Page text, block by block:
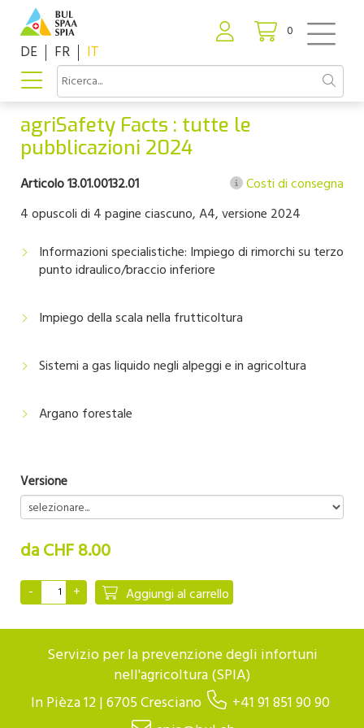
0
DE FR IT
agriSafety Facts : tutte le
pubblicazioni 2024
Articolo 13.01.00132.01
Costi di consegna
4 opuscoli di 4 pagine ciascuno, A4, versione 2024
Informazioni specialistiche: Impiego di rimorchi su terzo
punto idraulico/braccio inferiore
Impiego della scala nella frutticoltura
Sistemi a gas liquido negli alpeggi e in agricoltura
Argano forestale
Versione
da CHF 8.00
Aggiungi al carrello
Servizio per la prevenzione degli infortuni
nell'agricoltura (SPIA)
In Pièza 12 | 6705 Cresciano
+41 91 851 90 90